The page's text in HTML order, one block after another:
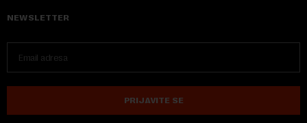
NEWSLETTER
PRIJAVITE SE